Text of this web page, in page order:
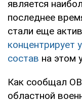
является
последнее
стали еще
концентрирует
состав на этом
Как сообщал
областной